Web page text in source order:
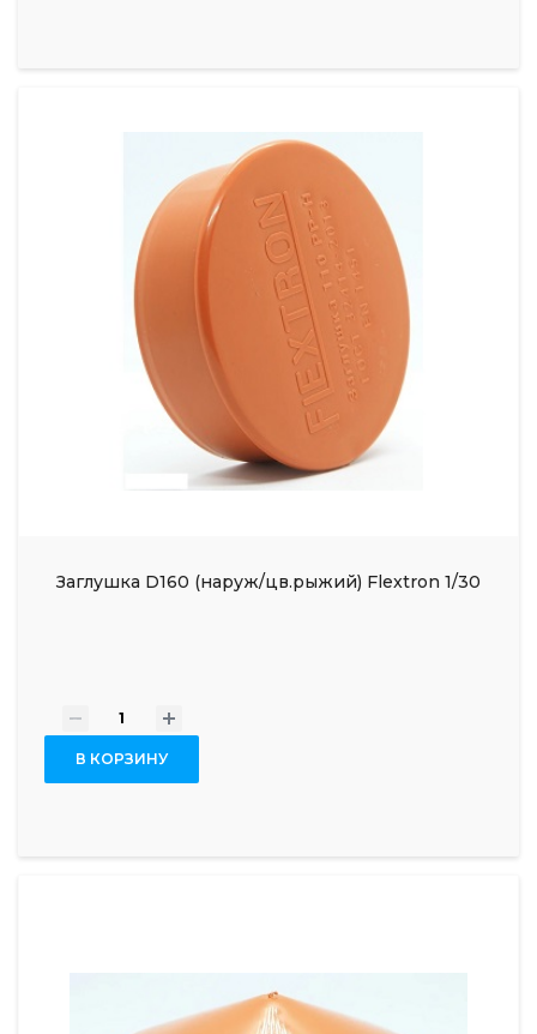
Заглушка D160 (наруж/цв.рыжий) Flextron 1/30
- +
В КОРЗИНУ